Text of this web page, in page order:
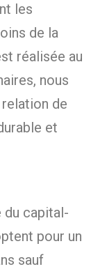
les
de la
réalisée au
nous
de
et
du capital-
pour un
sauf